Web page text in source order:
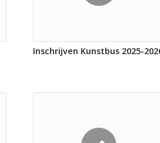
Inschrijven Kunstbus 2025-